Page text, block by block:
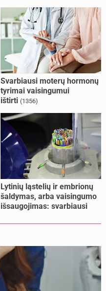
Svarbiausi moterų hormonų
tyrimai vaisingumui
ištirti (1356)
Lytinių ląstelių ir embrionų
šaldymas, arba vaisingumo
išsaugojimas: svarbiausi